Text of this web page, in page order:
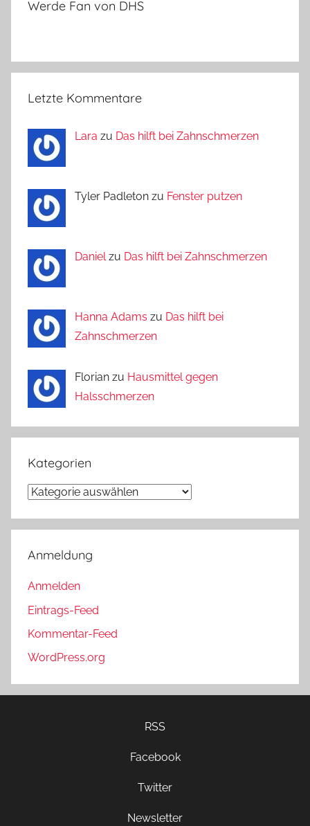
Werde Fan von DHS
Letzte Kommentare
Lara zu Das hilft bei Zahnschmerzen
Tyler Padleton zu Fenster putzen
Daniel zu Das hilft bei Zahnschmerzen
Hanna Adams zu Das hilft bei
Zahnschmerzen
Florian zu Hausmittel gegen
Halsschmerzen
Kategorien
Kategorien
Anmeldung
Anmelden
Eintrags-Feed
Kommentar-Feed
WordPress.org
RSS
Facebook
Twitter
Newsletter